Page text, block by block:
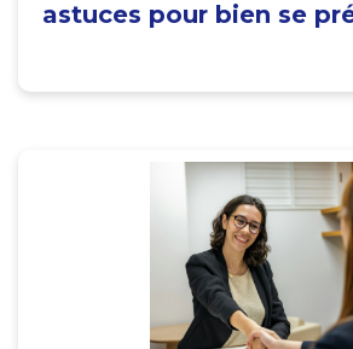
astuces pour bien se